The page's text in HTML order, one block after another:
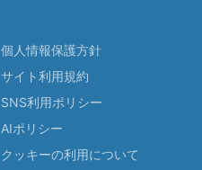
個人情報保護方針
サイト利用規約
SNS利用ポリシー
AIポリシー
クッキーの利用について